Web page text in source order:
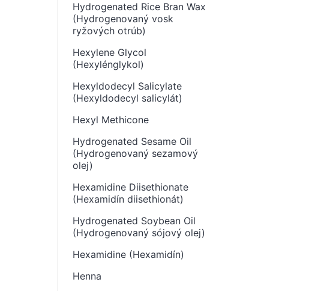
Hydrogenated Rice Bran Wax
(Hydrogenovaný vosk
ryžových otrúb)
Hexylene Glycol
(Hexylénglykol)
Hexyldodecyl Salicylate
(Hexyldodecyl salicylát)
Hexyl Methicone
Hydrogenated Sesame Oil
(Hydrogenovaný sezamový
olej)
Hexamidine Diisethionate
(Hexamidín diisethionát)
Hydrogenated Soybean Oil
(Hydrogenovaný sójový olej)
Hexamidine (Hexamidín)
Henna